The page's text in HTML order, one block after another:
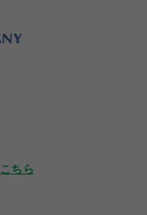
こちら